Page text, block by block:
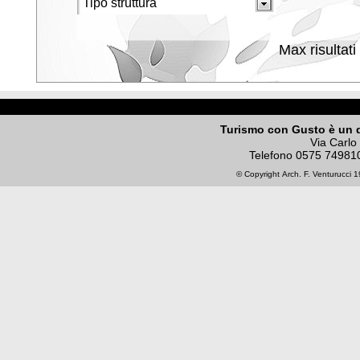
Max risultati
Turismo con Gusto è un
Via
Telefono 0575
© Copyright Arch. F. Venturucci